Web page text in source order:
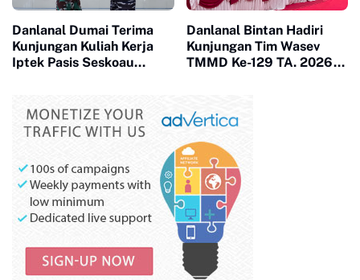
Danlanal Dumai Terima
Kunjungan Kuliah Kerja
Iptek Pasis Seskoau
Danlanal Bintan Hadiri
Kunjungan Tim Wasev
TMMD Ke-129 TA. 2026